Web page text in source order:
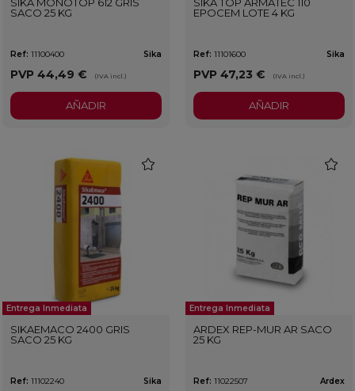
SACO 25 KG
Ref: 11100400 Sika
PVP 44,49 € (IVA incl.)
AÑADIR
EPOCEM LOTE 4 KG
Ref: 11101600 Sika
PVP 47,23 € (IVA incl.)
AÑADIR
Entrega Inmediata
SIKAEMACO 2400 GRIS
SACO 25 KG
Ref: 11102240 Sika
Entrega Inmediata
ARDEX REP-MUR AR SACO
25 KG
Ref: 11022507 Ardex